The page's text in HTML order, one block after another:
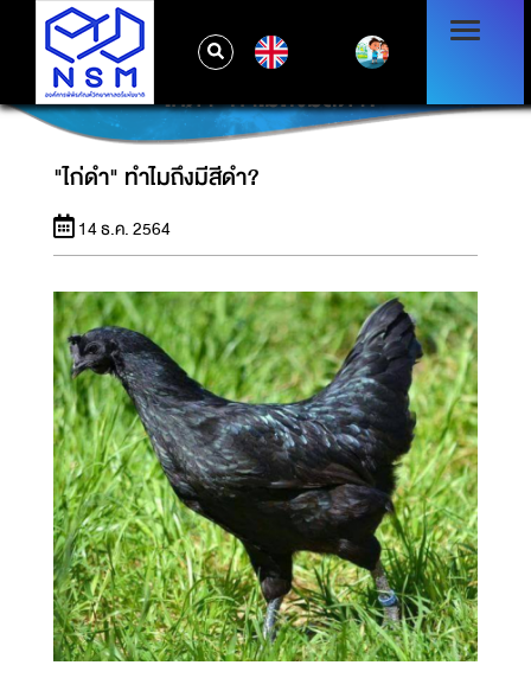
"ไก่ดำ" ทำไมถึงมีสีดำ?
"ไก่ดำ" ทำไมถึงมีสีดำ?
14 ธ.ค. 2564